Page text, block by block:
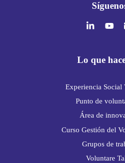
Lo que
Experiencia Social
Punto de
Área de
Curso Gestión del
Grupos de
Voluntare